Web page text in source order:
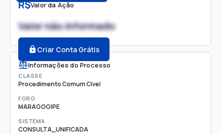
R$Valor da Ação
Valor não informado
Criar Conta Grátis
Informações do Processo
CLASSE
Procedimento Comum Cível
FORO
MARAGOGIPE
SISTEMA
CONSULTA_UNIFICADA